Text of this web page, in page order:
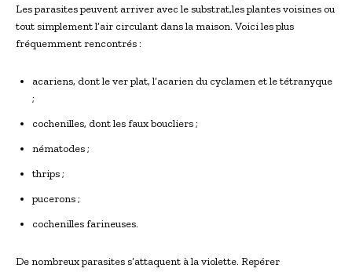
Les parasites peuvent arriver avec le substrat,les plantes voisines ou
tout simplement l’air circulant dans la maison. Voici les plus
fréquemment rencontrés :
acariens, dont le ver plat, l’acarien du cyclamen et le tétranyque
;
cochenilles, dont les faux boucliers ;
nématodes ;
thrips ;
pucerons ;
cochenilles farineuses.
De nombreux parasites s’attaquent à la violette. Repérer